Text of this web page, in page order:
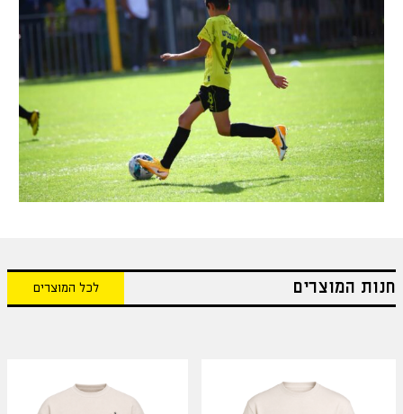
חנות המוצרים לכל המוצרים